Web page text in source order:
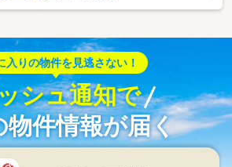
入りの物件を見逃さない！
シュ通知で
物件情報が届く